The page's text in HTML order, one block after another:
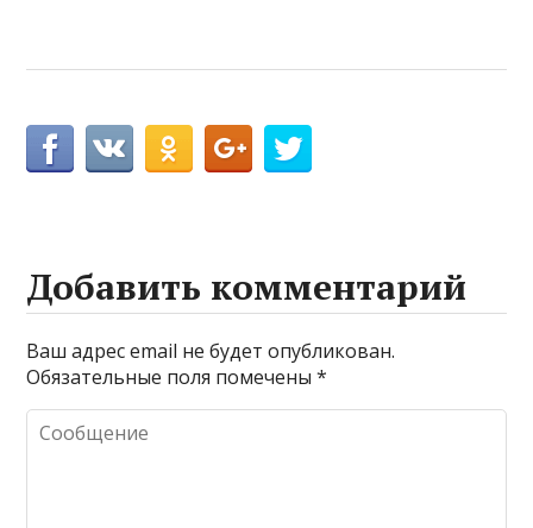
Добавить комментарий
Ваш адрес email не будет опубликован.
Обязательные поля помечены*